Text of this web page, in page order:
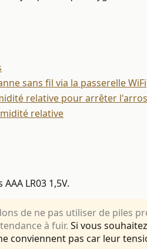
sans fil via la passerelle WiFi
relative pour arrêter
relative
LR03 1,5V.
de ne pas utiliser de piles
à fuir. Si vous
conviennent pas car leur